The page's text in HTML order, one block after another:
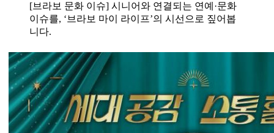
[브라보 문화 이슈] 시니어와 연결되는 연예·문화
이슈를, ‘브라보 마이 라이프’의 시선으로 짚어봅
니다.